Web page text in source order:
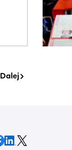
Dalej